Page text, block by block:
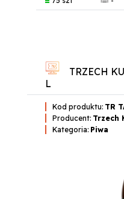
TRZECH
L
Kod produktu: TR
Producent: Trzech
Kategoria: Piwa